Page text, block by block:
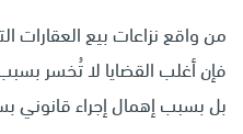
من واقع نزاعات بيع العقارات
فإن أغلب القضايا لا تُخسر
بل بسبب إهمال إجراء قانوني